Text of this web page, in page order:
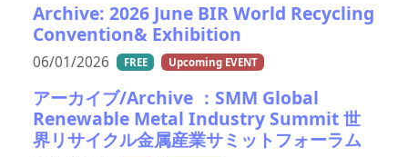
Archive: 2026 June BIR World Recycling
Convention& Exhibition
06/01/2026 FREE Upcoming EVENT
アーカイブ/Archive ：SMM Global
Renewable Metal Industry Summit 世
界リサイクル金属産業サミットフォーラム